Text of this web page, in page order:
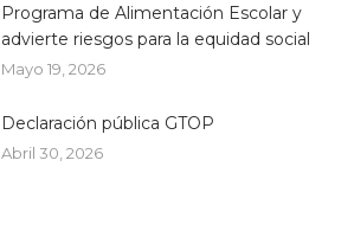
Programa de Alimentación Escolar y
advierte riesgos para la equidad social
Mayo 19, 2026
Declaración pública GTOP
Abril 30, 2026